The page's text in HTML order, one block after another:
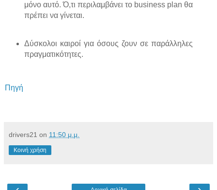
μόνο αυτό. Ό,τι περιλαμβάνει το business plan θα
πρέπει να γίνεται.
Δύσκολοι καιροί για όσους ζουν σε παράλληλες
πραγματικότητες.
Πηγή
drivers21 on 11:50 μ.μ.
Κοινή χρήση